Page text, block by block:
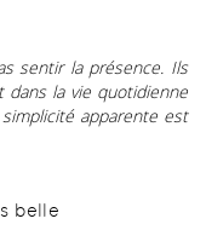
sentir la présence. Ils
la vie quotidienne
apparente est
belle